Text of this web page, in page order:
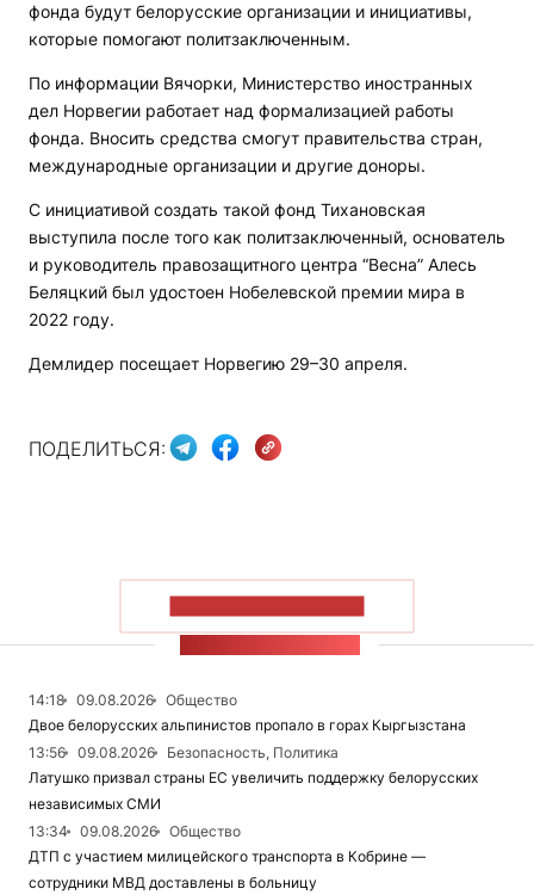
фонда будут белорусские организации и инициативы,
которые помогают политзаключенным.
По информации Вячорки, Министерство иностранных
дел Норвегии работает над формализацией работы
фонда. Вносить средства смогут правительства стран,
международные организации и другие доноры.
С инициативой создать такой фонд Тихановская
выступила после того как политзаключенный, основатель
и руководитель правозащитного центра “Весна” Алесь
Беляцкий был удостоен Нобелевской премии мира в
2022 году.
Демлидер посещает Норвегию 29–30 апреля.
ПОДЕЛИТЬСЯ:
14:18 09.08.2026
Общество
Двое белорусских альпинистов пропало в горах Кыргызстана
13:56
09.08.2026
Безопасность, Политика
Латушко призвал страны ЕС увеличить поддержку белорусских
независимых СМИ
13:34
09.08.2026
Общество
ДТП с участием милицейского транспорта в Кобрине —
сотрудники МВД доставлены в больницу